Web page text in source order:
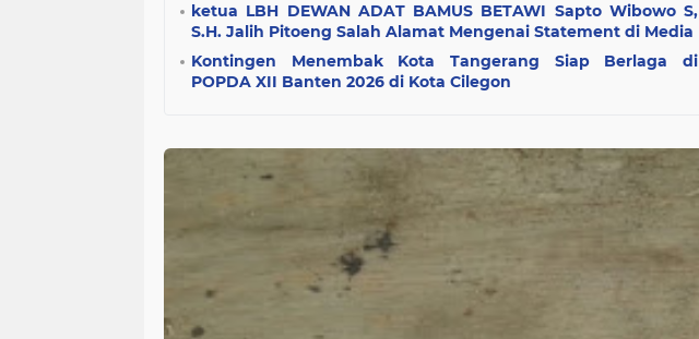
ketua LBH DEWAN ADAT BAMUS BETAWI Sapto Wibowo S,
S.H. Jalih Pitoeng Salah Alamat Mengenai Statement di Media
Kontingen Menembak Kota Tangerang Siap Berlaga di
POPDA XII Banten 2026 di Kota Cilegon